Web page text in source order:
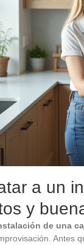
a un
y
de una
Antes